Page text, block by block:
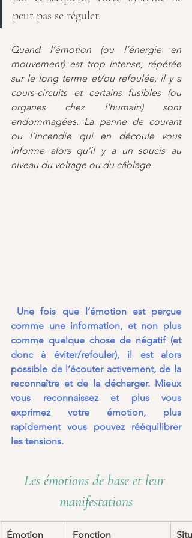
peut pas se réguler.
Quand l’émotion (ou l’énergie en
mouvement) est trop intense, répétée
sur le long terme et/ou refoulée, il y a
cours-circuits et certains fusibles (ou
organes chez l’humain) sont
endommagées. La panne de courant
ou l’incendie qui en découle vous
informe alors qu’il y a un soucis au
niveau du voltage ou du câblage.
comme une information, et non plus
comme quelque chose de négatif (et
donc à éviter/refouler), il est alors
possible de l’écouter activement, de la
reconnaître et de la décharger. Mieux
vous reconnaissez et plus vous
exprimez votre émotion, plus
rapidement vous pouvez rééquilibrer
les tensions.
Les émotions de base et leur
manifestations
Émotion Fonction